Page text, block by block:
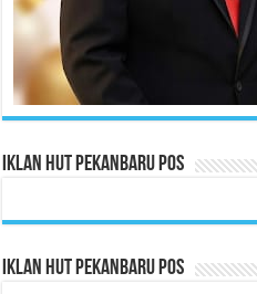
Iklan HUT Pekanbaru Pos
Iklan HUT Pekanbaru Pos